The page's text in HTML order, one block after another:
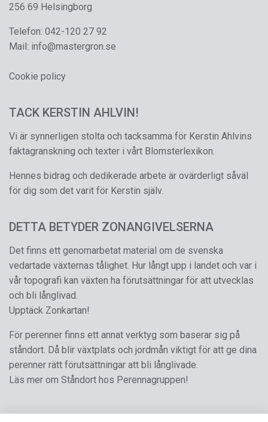
256 69 Helsingborg
Telefon: 042-120 27 92
Mail: info@mastergron.se
Cookie policy
TACK KERSTIN AHLVIN!
Vi är synnerligen stolta och tacksamma för Kerstin Ahlvins
faktagranskning och texter i vårt Blomsterlexikon.
Hennes bidrag och dedikerade arbete är ovärderligt såväl
för dig som det varit för Kerstin själv.
DETTA BETYDER ZONANGIVELSERNA
Det finns ett genomarbetat material om de svenska
vedartade växternas tålighet. Hur långt upp i landet och var i
vår topografi kan växten ha förutsättningar för att utvecklas
och bli långlivad.
Upptäck Zonkartan!
För perenner finns ett annat verktyg som baserar sig på
ståndort. Då blir växtplats och jordmån viktigt för att ge dina
perenner rätt förutsättningar att bli långlivade.
Läs mer om Ståndort hos Perennagruppen!